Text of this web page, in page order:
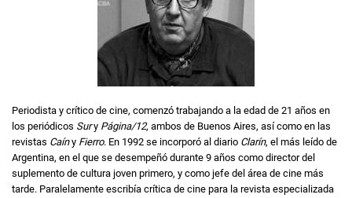
Periodista y crítico de cine, comenzó trabajando a la edad de 21 años en
los periódicos Sury Página/12, ambos de Buenos Aires, así como en las
revistas Caíny Fierro. En 1992 se incorporó al diario Clarín, el más leído de
Argentina, en el que se desempeñó durante 9 años como director del
suplemento de cultura joven primero, y como jefe del área de cine más
tarde. Paralelamente escribía crítica de cine para la revista especializada